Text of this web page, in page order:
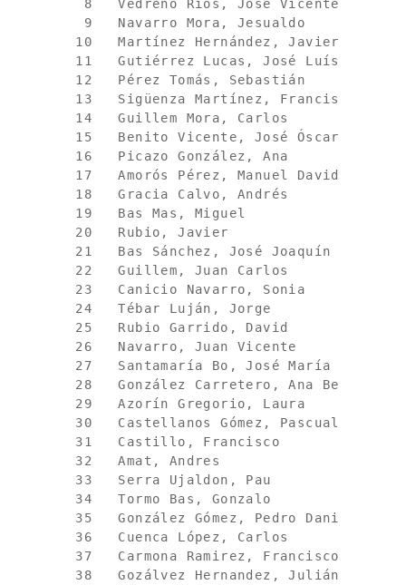
8   Vedreño Rios, José Vicente
9   Navarro Mora, Jesualdo
10   Martínez Hernández, Javier
11   Gutiérrez Lucas, José Luís
12   Pérez Tomás, Sebastián
13   Sigüenza Martínez, Francisco
14   Guillem Mora, Carlos
15   Benito Vicente, José
16   Picazo González, Ana
17   Amorós Pérez, Manuel
18   Gracia Calvo, Andrés
19   Bas Mas, Miguel
20   Rubio, Javier
21   Bas Sánchez, José Joaquín
22   Guillem, Juan Carlos
23   Canicio Navarro, Sonia
24   Tébar Luján, Jorge
25   Rubio Garrido, David
26   Navarro, Juan Vicente
27   Santamaría Bo, José María
28   González Carretero, Ana
29   Azorín Gregorio, Laura
30   Castellanos Gómez, Pascual
31   Castillo, Francisco
32   Amat, Andres
33   Serra Ujaldon, Pau
34   Tormo Bas, Gonzalo
35   González Gómez, Pedro
36   Cuenca López, Carlos
37   Carmona Ramirez, Francisco
38   Gozálvez Hernandez, Julián